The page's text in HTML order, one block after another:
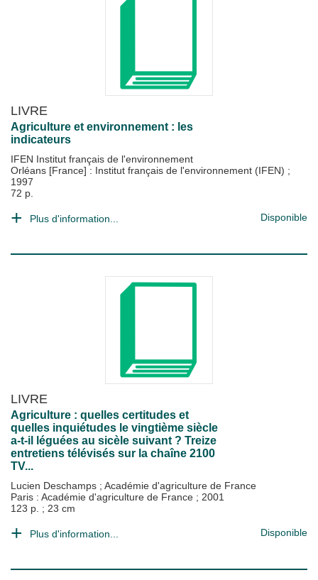
LIVRE
Agriculture et environnement : les
indicateurs
IFEN Institut français de l'environnement
Orléans [France] : Institut français de l'environnement (IFEN) ;
1997
72 p.
Plus d'information... Disponible
LIVRE
Agriculture : quelles certitudes et
quelles inquiétudes le vingtième siècle
a-t-il léguées au sicèle suivant ? Treize
entretiens télévisés sur la chaîne 2100
TV...
Lucien Deschamps ; Académie d'agriculture de France
Paris : Académie d'agriculture de France ; 2001
123 p. ; 23 cm
Plus d'information... Disponible